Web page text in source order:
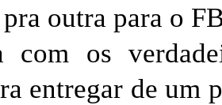
outra para o
com os
entregar de um